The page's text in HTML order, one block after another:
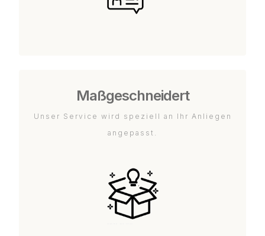
Maßgeschneidert
Unser Service wird speziell an Ihr Anliegen
angepasst.